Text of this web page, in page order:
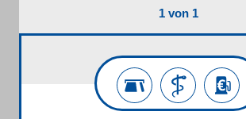
1 von 1